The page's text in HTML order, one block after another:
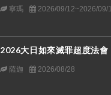
寧瑪 2026/09/12~2026/09/
2026大日如來滅罪超度法會
薩迦 2026/08/28